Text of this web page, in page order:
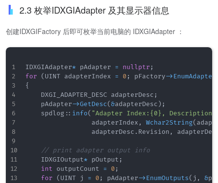
2.3 枚举IDXGIAdapter 及其显示器信息
创建IDXGIFactory 后即可枚举当前电脑的 IDXGIAdapter ：
IDXGIAdapter* pAdapter = nullptr ;
for
( UINT adapterIndex = 0 ; pFactory->
{
    DXGI_ADAPTER_DESC adapterDesc
;
    pAdapter
->GetDesc(&adapterDesc ) ;
    spdlog
:: info( "Adapter Index:{0},
                 adapterIndex
, Wchar2String(
                 adapterDesc
. Revision ,
// print adapter output info
    IDXGIOutput
* pOutput ;
int outputCount = 0 ;
for
( UINT j = 0 ; pAdapter->EnumOutputs( j , &